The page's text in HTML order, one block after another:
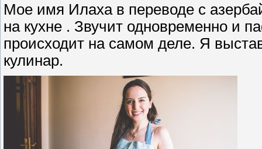
Мое имя Илаха в переводе с
на кухне . Звучит одновременно и
происходит на самом деле. Я
кулинар.